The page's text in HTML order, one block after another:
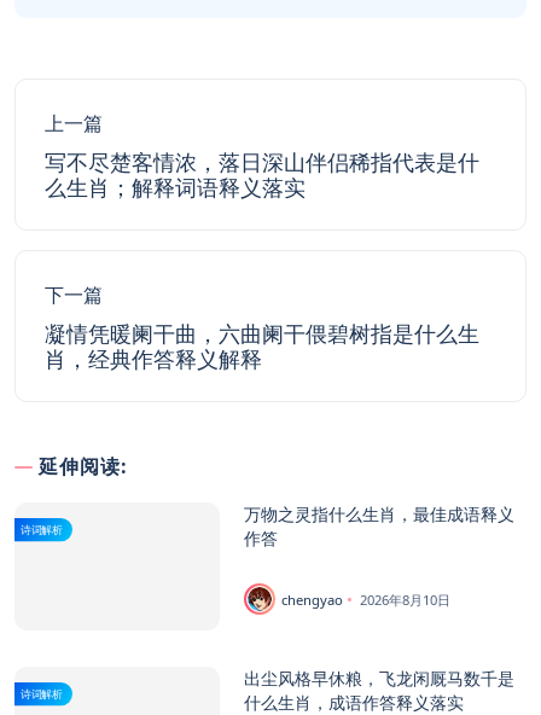
上一篇
写不尽楚客情浓，落日深山伴侣稀指代表是什
么生肖；解释词语释义落实
下一篇
凝情凭暖阑干曲，六曲阑干偎碧树指是什么生
肖，经典作答释义解释
延伸阅读:
诗词解析
万物之灵指什么生肖，最佳成语释义
作答
chengyao 2026年8月10日
诗词解析
出尘风格早休粮，飞龙闲厩马数千是
什么生肖，成语作答释义落实